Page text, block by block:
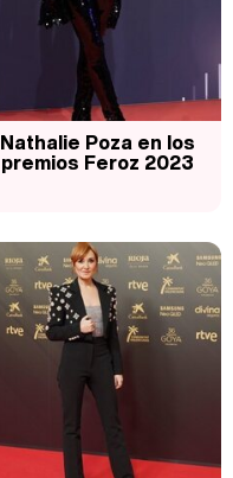
Así se tomó Felipe VI que la Infanta Sofía no quisiera recibir formación militar
Nathalie Poza en los
premios Feroz 2023